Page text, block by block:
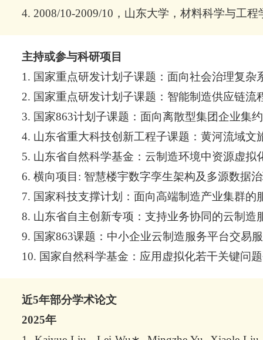
4. 2008/10-2009/10，山东大学，材料科学与工
主持或参与科研项目
1. 国家重点研发计划子课题：面向社会治理复
2. 国家重点研发计划子课题：智能制造供应链流
3. 国家863计划子课题：面向离散型集团企业集
4. 山东省重大科技创新工程子课题：黄河流域
5. 山东省自然科学基金：云制造环境中资源虚拟
6. 横向项目: 智慧楼宇数字孪生架构及多源数据
7. 国家科技支撑计划：面向高端制造产业集群的
8. 山东省自主创新专项：支持业务协同的云制造
9. 国家863课题：中小企业云制造服务平台交易
10. 国家自然科学基金：应用虚拟化若干关键问
近5年部分学术论文
2025年